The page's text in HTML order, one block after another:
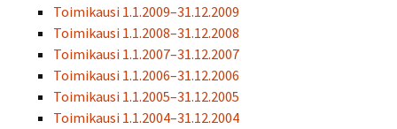
Toimikausi 1.1.2009–31.12.2009
Toimikausi 1.1.2008–31.12.2008
Toimikausi 1.1.2007–31.12.2007
Toimikausi 1.1.2006–31.12.2006
Toimikausi 1.1.2005–31.12.2005
Toimikausi 1.1.2004–31.12.2004